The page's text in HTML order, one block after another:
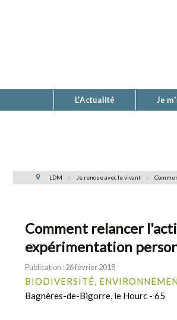
L’Actualité Je
LDM Je renoue avec le vivant
Comment relancer
expérimentation
Publication : 26 février 2018
BIODIVERSITÉ,
Bagnères-de-Bigorre, le Hourc - 65